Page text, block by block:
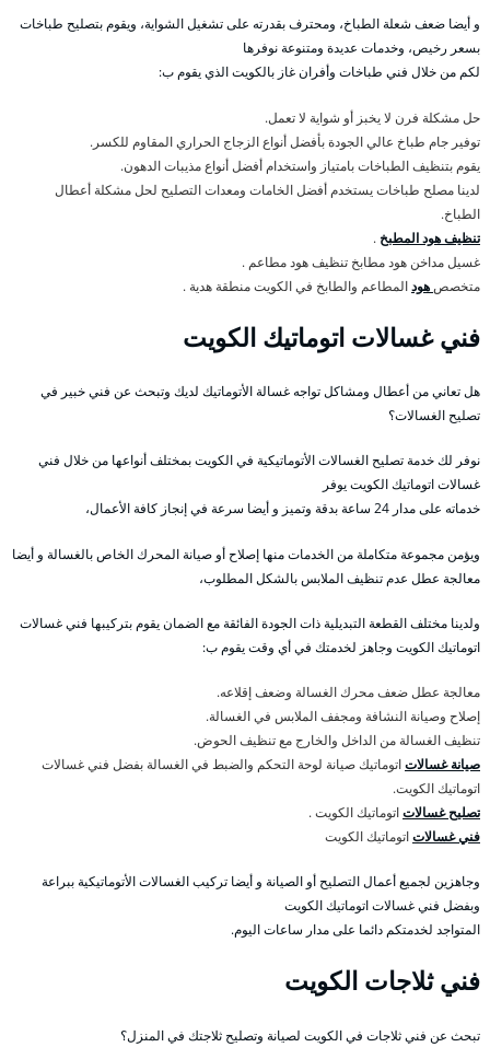
و أيضا ضعف شعلة الطباخ، ومحترف بقدرته على تشغيل الشواية، ويقوم بتصليح طباخات
بسعر رخيص، وخدمات عديدة ومتنوعة نوفرها
لكم من خلال فني طباخات وأفران غاز بالكويت الذي يقوم ب:
حل مشكلة فرن لا يخبز أو شواية لا تعمل.
توفير جام طباخ عالي الجودة بأفضل أنواع الزجاج الحراري المقاوم للكسر.
يقوم بتنظيف الطباخات بامتياز واستخدام أفضل أنواع مذيبات الدهون.
لدينا مصلح طباخات يستخدم أفضل الخامات ومعدات التصليح لحل مشكلة أعطال
الطباخ.
تنظيف هود المطبخ .
غسيل مداخن هود مطابخ تنظيف هود مطاعم .
متخصصهودالمطاعم والطابخ في الكويت منطقة هدية .
فني غسالات اتوماتيك الكويت
هل تعاني من أعطال ومشاكل تواجه غسالة الأتوماتيك لديك وتبحث عن فني خبير في
تصليح الغسالات؟
نوفر لك خدمة تصليح الغسالات الأتوماتيكية في الكويت بمختلف أنواعها من خلال فني
غسالات اتوماتيك الكويت يوفر
خدماته على مدار 24 ساعة بدقة وتميز و أيضا سرعة في إنجاز كافة الأعمال،
ويؤمن مجموعة متكاملة من الخدمات منها إصلاح أو صيانة المحرك الخاص بالغسالة و أيضا
معالجة عطل عدم تنظيف الملابس بالشكل المطلوب،
ولدينا مختلف القطعة التبديلية ذات الجودة الفائقة مع الضمان يقوم بتركيبها فني غسالات
اتوماتيك الكويت وجاهز لخدمتك في أي وقت يقوم ب:
معالجة عطل ضعف محرك الغسالة وضعف إقلاعه.
إصلاح وصيانة النشافة ومجفف الملابس في الغسالة.
تنظيف الغسالة من الداخل والخارج مع تنظيف الحوض.
صيانة غسالاتاتوماتيك صيانة لوحة التحكم والضبط في الغسالة بفضل فني غسالات
اتوماتيك الكويت.
تصليح غسالاتاتوماتيك الكويت .
فني غسالاتاتوماتيك الكويت
وجاهزين لجميع أعمال التصليح أو الصيانة و أيضا تركيب الغسالات الأتوماتيكية ببراعة
وبفضل فني غسالات اتوماتيك الكويت
المتواجد لخدمتكم دائما على مدار ساعات اليوم.
فني ثلاجات الكويت
تبحث عن فني ثلاجات في الكويت لصيانة وتصليح ثلاجتك في المنزل؟